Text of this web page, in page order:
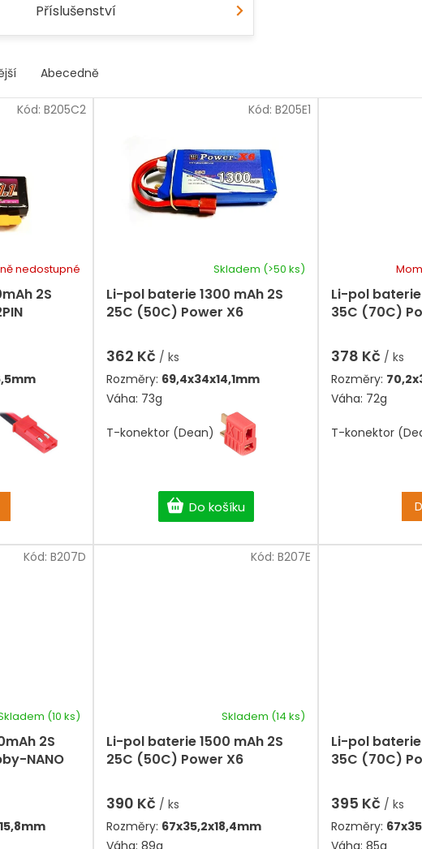
Příslušenství
Abecedně
2S
nedostupné
Kód: B205C2
Li-pol baterie 1300 mAh 2S
25C (50C) Power X6
Skladem (>50 ks)
362 Kč / ks
Do košíku
Rozměry: 69,4x34x14,1mm
Váha: 73g
T-konektor (Dean)
Kód: B205E1
Li-pol baterie
35C (70C)
hodnocení
produktu
je
z
hvězdiček.
378 Kč / ks
Rozměry:
Váha: 72g
T-konektor
2S
NANO
(10 ks)
Kód: B207D
Li-pol baterie 1500 mAh 2S
25C (50C) Power X6
Skladem (14 ks)
390 Kč / ks
Rozměry: 67x35,2x18,4mm
Kód: B207E
Li-pol baterie
35C (70C)
395 Kč / ks
Rozměry: